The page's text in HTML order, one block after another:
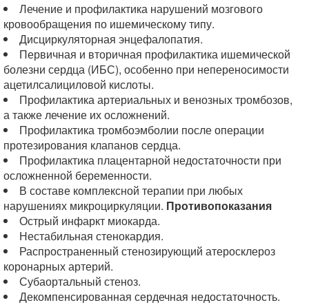
Лечение и профилактика нарушений мозгового
кровообращения по ишемическому типу.
Дисциркуляторная энцефалопатия.
Первичная и вторичная профилактика ишемической
болезни сердца (ИБС), особенно при непереносимости
ацетилсалициловой кислоты.
Профилактика артериальных и венозных тромбозов,
а также лечение их осложнений.
Профилактика тромбоэмболии после операции
протезирования клапанов сердца.
Профилактика плацентарной недостаточности при
осложненной беременности.
В составе комплексной терапии при любых
нарушениях микроциркуляции. Противопоказания
Острый инфаркт миокарда.
Нестабильная стенокардия.
Распространенный стенозирующий атеросклероз
коронарных артерий.
Субаортальный стеноз.
Декомпенсированная сердечная недостаточность.